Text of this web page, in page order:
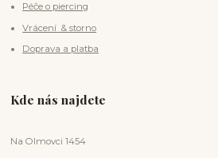
Péče o piercing
Vrácení & storno
Doprava a platba
Kde nás najdete
Na Olmovci 1454